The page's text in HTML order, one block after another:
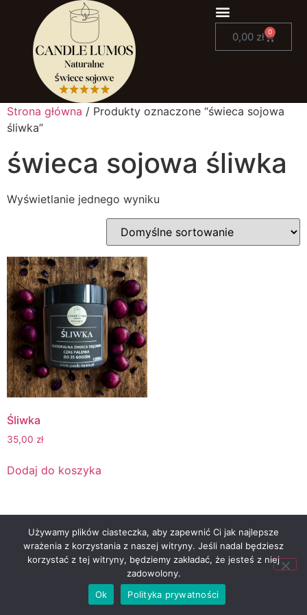
0,00 zł 0
Strona główna / Produkty oznaczone “świeca sojowa
śliwka”
świeca sojowa śliwka
Wyświetlanie jednego wyniku
Śliwka
35,00 zł
Dodaj do koszyka
© 2026 Candle-
Lumos All Rights
Reserved
FACEBOOK
INSTAGRAM
Używamy plików ciasteczka, aby zapewnić Ci jak najlepsze
wrażenia z korzystania z naszej witryny. Jeśli nadal będziesz
korzystać z tej witryny, będziemy zakładać, że jesteś z niej
zadowolony.
Ok
Polityka prywatności